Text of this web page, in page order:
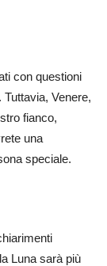
con questioni
Venere,
fianco,
una
speciale.
Luna sarà più